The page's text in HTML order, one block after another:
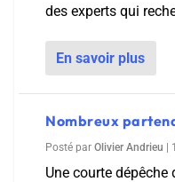
des experts qui
En savoir plus
Nombreux
Posté par Olivier Andrieu
Une courte dépêche